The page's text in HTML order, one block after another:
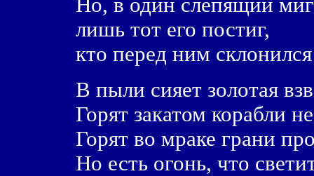
Но, в один слепящий миг
лишь тот его постиг,
кто перед ним
В пыли сияет золотая
Горят закатом корабли
Горят во мраке грани
Но есть огонь, что